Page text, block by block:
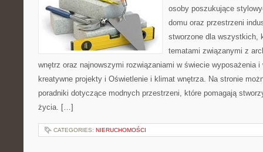
osoby poszukujące
domu oraz przestrzeni
stworzone dla wszystkich,
tematami związanymi z
wnętrz oraz najnowszymi rozwiązaniami w świecie wyposażenia
kreatywne projekty i Oświetlenie i klimat wnętrza. Na stronie
poradniki dotyczące modnych przestrzeni, które pomagają
życia. […]
CATEGORIES: NIERUCHOMOŚCI